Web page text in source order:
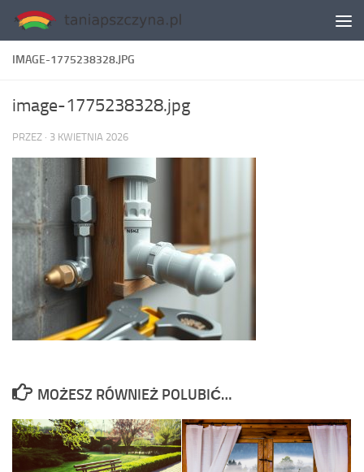
Skip to content
IMAGE-1775238328.JPG
image-1775238328.jpg
PRZEZ · 3 KWIETNIA 2026
MOŻESZ RÓWNIEŻ POLUBIĆ…